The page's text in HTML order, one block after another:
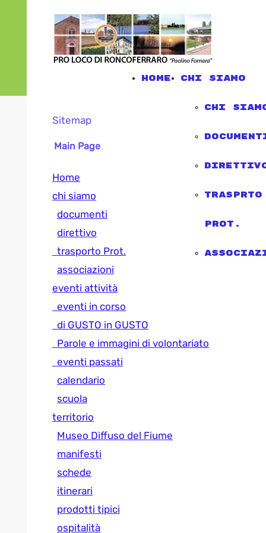
Home chi siamo
chi
trasprto
Prot.
Sitemap
Main Page
Home
chi siamo
documenti
direttivo
trasporto Prot.
associazioni
eventi attività
eventi in corso
di GUSTO in GUSTO
Parole e immagini di volontariato
eventi passati
calendario
scuola
territorio
Museo Diffuso del Fiume
manifesti
schede
itinerari
prodotti tipici
ospitalità